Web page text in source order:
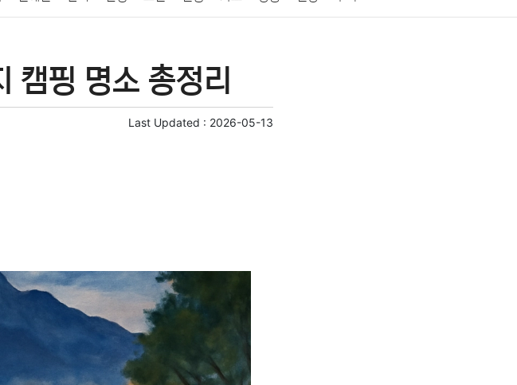
마케팅 부동산 외국어 교육 교통
캠핑 명소 총정리
Last Updated : 2026-05-13